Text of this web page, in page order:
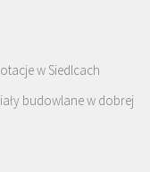
w Siedlcach
budowlane w dobrej